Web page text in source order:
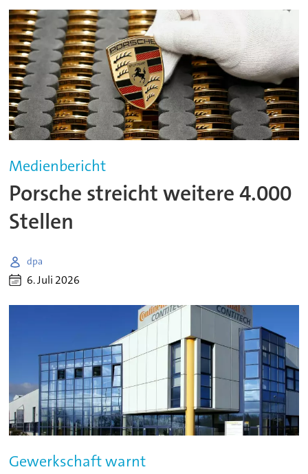
Medienbericht
Porsche streicht weitere 4.000
Stellen
dpa
6. Juli 2026
Gewerkschaft warnt